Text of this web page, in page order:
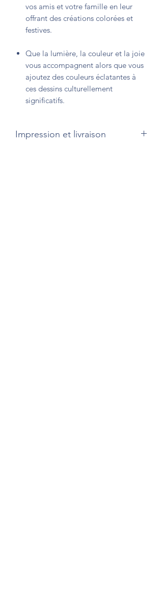
vos amis et votre famille en leur
offrant des créations colorées et
festives.
Que la lumière, la couleur et la joie
vous accompagnent alors que vous
ajoutez des couleurs éclatantes à
ces dessins culturellement
significatifs.
Impression et livraison